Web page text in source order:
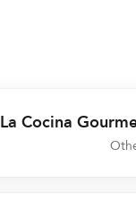
La Cocina
undefined